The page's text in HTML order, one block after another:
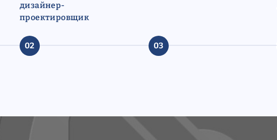
дизайнер-
проектировщик
02 03